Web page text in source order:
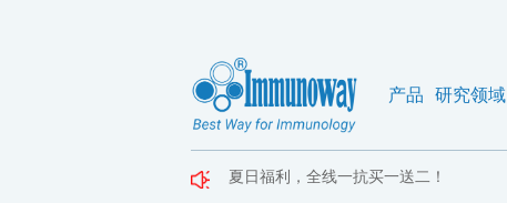
产品 研究领域
夏日福利，全线一抗买一送二！
夏日福利，全线一抗买一送二！
夏日福利，全线一抗买一送二！